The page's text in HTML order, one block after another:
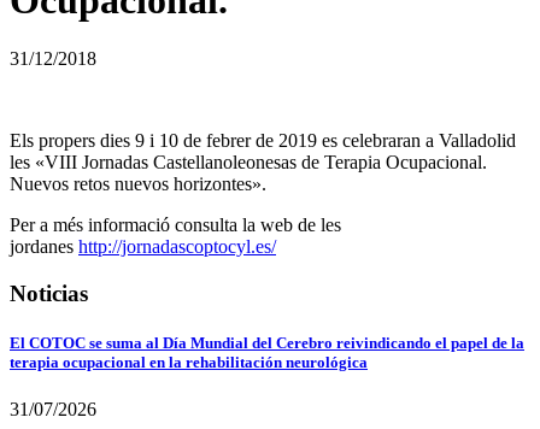
31/12/2018
Els propers dies 9 i 10 de febrer de 2019 es celebraran a Valladolid
les «VIII Jornadas Castellanoleonesas de Terapia Ocupacional.
Nuevos retos nuevos horizontes».
Per a més informació consulta la web de les
jordanes http://jornadascoptocyl.es/
Noticias
El COTOC se suma al Día Mundial del Cerebro reivindicando el papel de la
terapia ocupacional en la rehabilitación neurológica
31/07/2026